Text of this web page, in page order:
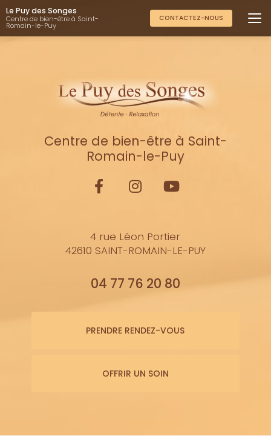
Aller
au
contenu
principal
Le Puy des Songes
Centre de bien-être à Saint-
Romain-le-Puy
CONTACTEZ-NOUS
Centre de bien-être à Saint-
Romain-le-Puy
4 rue Léon Portier
42610 SAINT-ROMAIN-LE-PUY
04 77 76 20 80
PRENDRE RENDEZ-VOUS
OFFRIR UN SOIN